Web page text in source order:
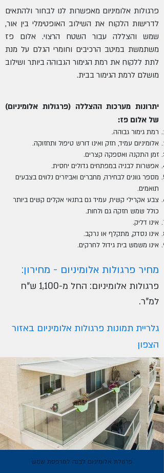
פרגולות אלומיניום מאפשרות לנו לבחור ולהתאים
לדרישות הלקוח את השילוב האופטימלי בין אור,
שמש והצללה עבור השטח הרצוי. אלום פז
משתמשת במיטב הרכיבים וחומרי הגלם על מנת
לתת ללקוח את רמת הגימור הגבוהה ביותר ושילוב
מושלם לרמת הגימור בבית.
גלריית תמונות פרגולות אלומיניום באזור
הצפון
יתרונות מערכות ההצללה (פרגולות אלומיניום)
של אלום פז​:
רמת גימור גבוהה.
אלומיניום עמיד, חזק ואינו דורש טיפול ותחזוקה.
זמן התקנה ואספקה קצרים.
אפשרות לבניה במפתחים גדולים יחסית.
מספר גוונים לבחירה, מחברים ואביזרים נלווים בצבעים
תואמים.
צבע אקרילי קשיח, עמיד גם בתנאי אקלים קשים ביותר
כולל שמש חזקה גם ולחות.
אינו דליק.
אינו נסדק, מתקלף או נרקב.
אינו משמש בית גידול לחרקים.
מחיר פרגולות אלומיניום - מחירון:
פרגולות אלומיניום: החל מ-1,100
ש"ח
למ"ר.
פרגולת אלומיניום לבנה למרפסת שמש